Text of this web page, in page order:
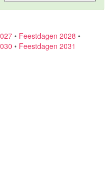
• Feestdagen 2028 •
• Feestdagen 2031